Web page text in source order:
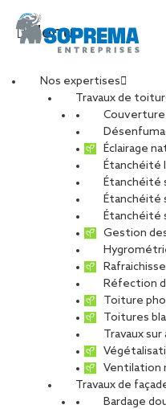
Menu
Nos expertises
Travaux de
Couverture
Éclairage
Étanchéité
Étanchéité
Étanchéité
Étanchéité
Gestion des
Réfection
Toiture
Toitures
Travaux
Ventilation
Travaux de
Bardage
PARTAGER